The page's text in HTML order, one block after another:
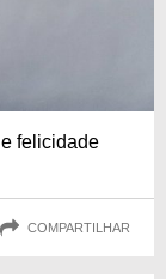
felicidade
COMPARTILHAR